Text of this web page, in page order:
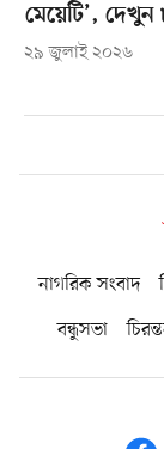
মেয়েটি’, দেখুন
২৯ জুলাই ২০২৬
নাগরিক সংবাদ
বন্ধুসভা